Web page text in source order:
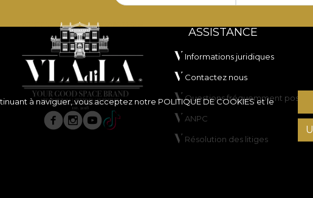
à naviguer, vous acceptez notre POLITIQUE DE COOKIESet le
ASSISTANCE
Informations juridiques
Contactez nous
Questions fréquemment posées
ANPC
Résolution des litiges